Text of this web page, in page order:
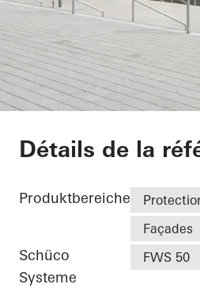
Karl Benz
Détails de la
Produktbereiche
Façades
Schüco
Systeme
FWS 50